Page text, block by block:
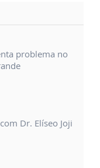
problema no
Dr. Elíseo Joji